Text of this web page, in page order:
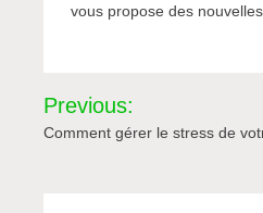
vous propose des nouvelles
Navigation
de
Previous:
Comment gérer le stress de